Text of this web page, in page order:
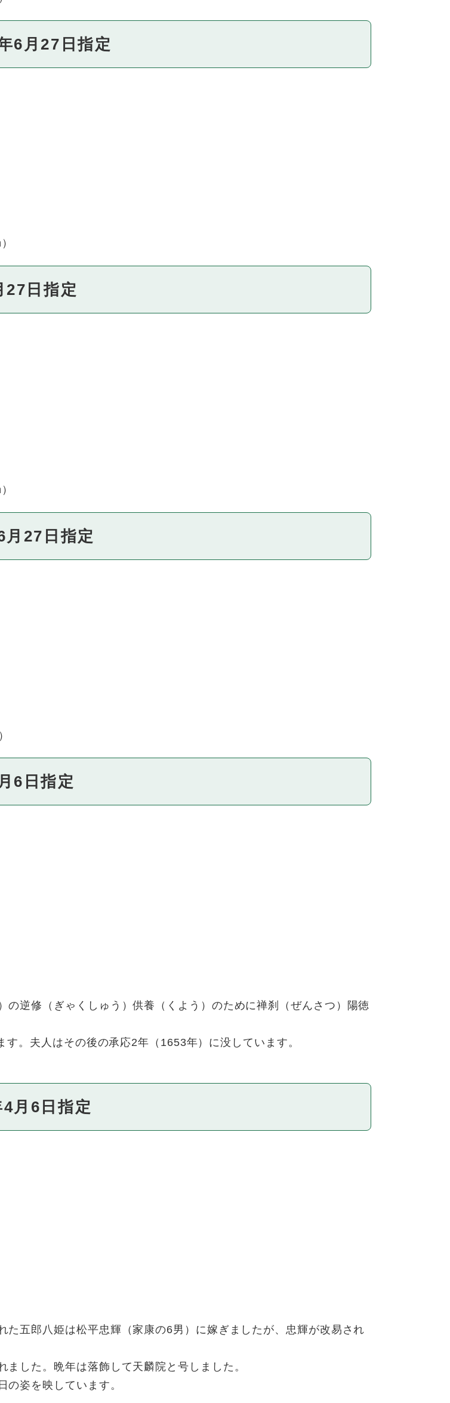
6月27日指定
日指定
27日指定
6日指定
の逆修（ぎゃくしゅう）供養（くよう）のために禅刹（ぜんさつ）陽徳
。夫人はその後の承応2年（1653年）に没しています。
月6日指定
五郎八姫は松平忠輝（家康の6男）に嫁ぎましたが、忠輝が改易され
した。晩年は落飾して天麟院と号しました。
の姿を映しています。